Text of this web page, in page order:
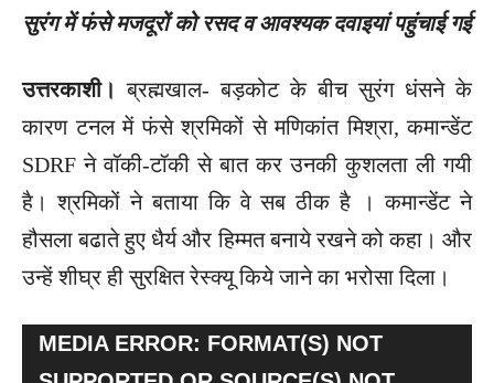
सुरंग में फंसे मजदूरों को रसद व आवश्यक दवाइयां पहुंचाई गई
उत्तरकाशी। ब्रह्मखाल- बड़कोट के बीच सुरंग धंसने के
कारण टनल में फंसे श्रमिकों से मणिकांत मिश्रा, कमान्डेंट
SDRF ने वॉकी-टॉकी से बात कर उनकी कुशलता ली गयी
है। श्रमिकों ने बताया कि वे सब ठीक है । कमान्डेंट ने
हौसला बढाते हुए धैर्य और हिम्मत बनाये रखने को कहा। और
उन्हें शीघ्र ही सुरक्षित रेस्क्यू किये जाने का भरोसा दिला।
MEDIA ERROR: FORMAT(S) NOT